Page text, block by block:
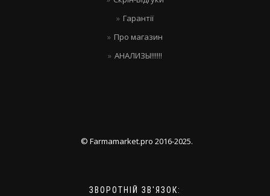
Гарантії
Про магазин
АНАЛИЗЫ!!!!!!
© Farmamarket.pro 2016-2025.
ЗВОРОТНІЙ ЗВ'ЯЗОК: